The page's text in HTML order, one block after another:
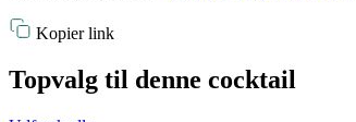
Kopier link
Topvalg til denne cocktail